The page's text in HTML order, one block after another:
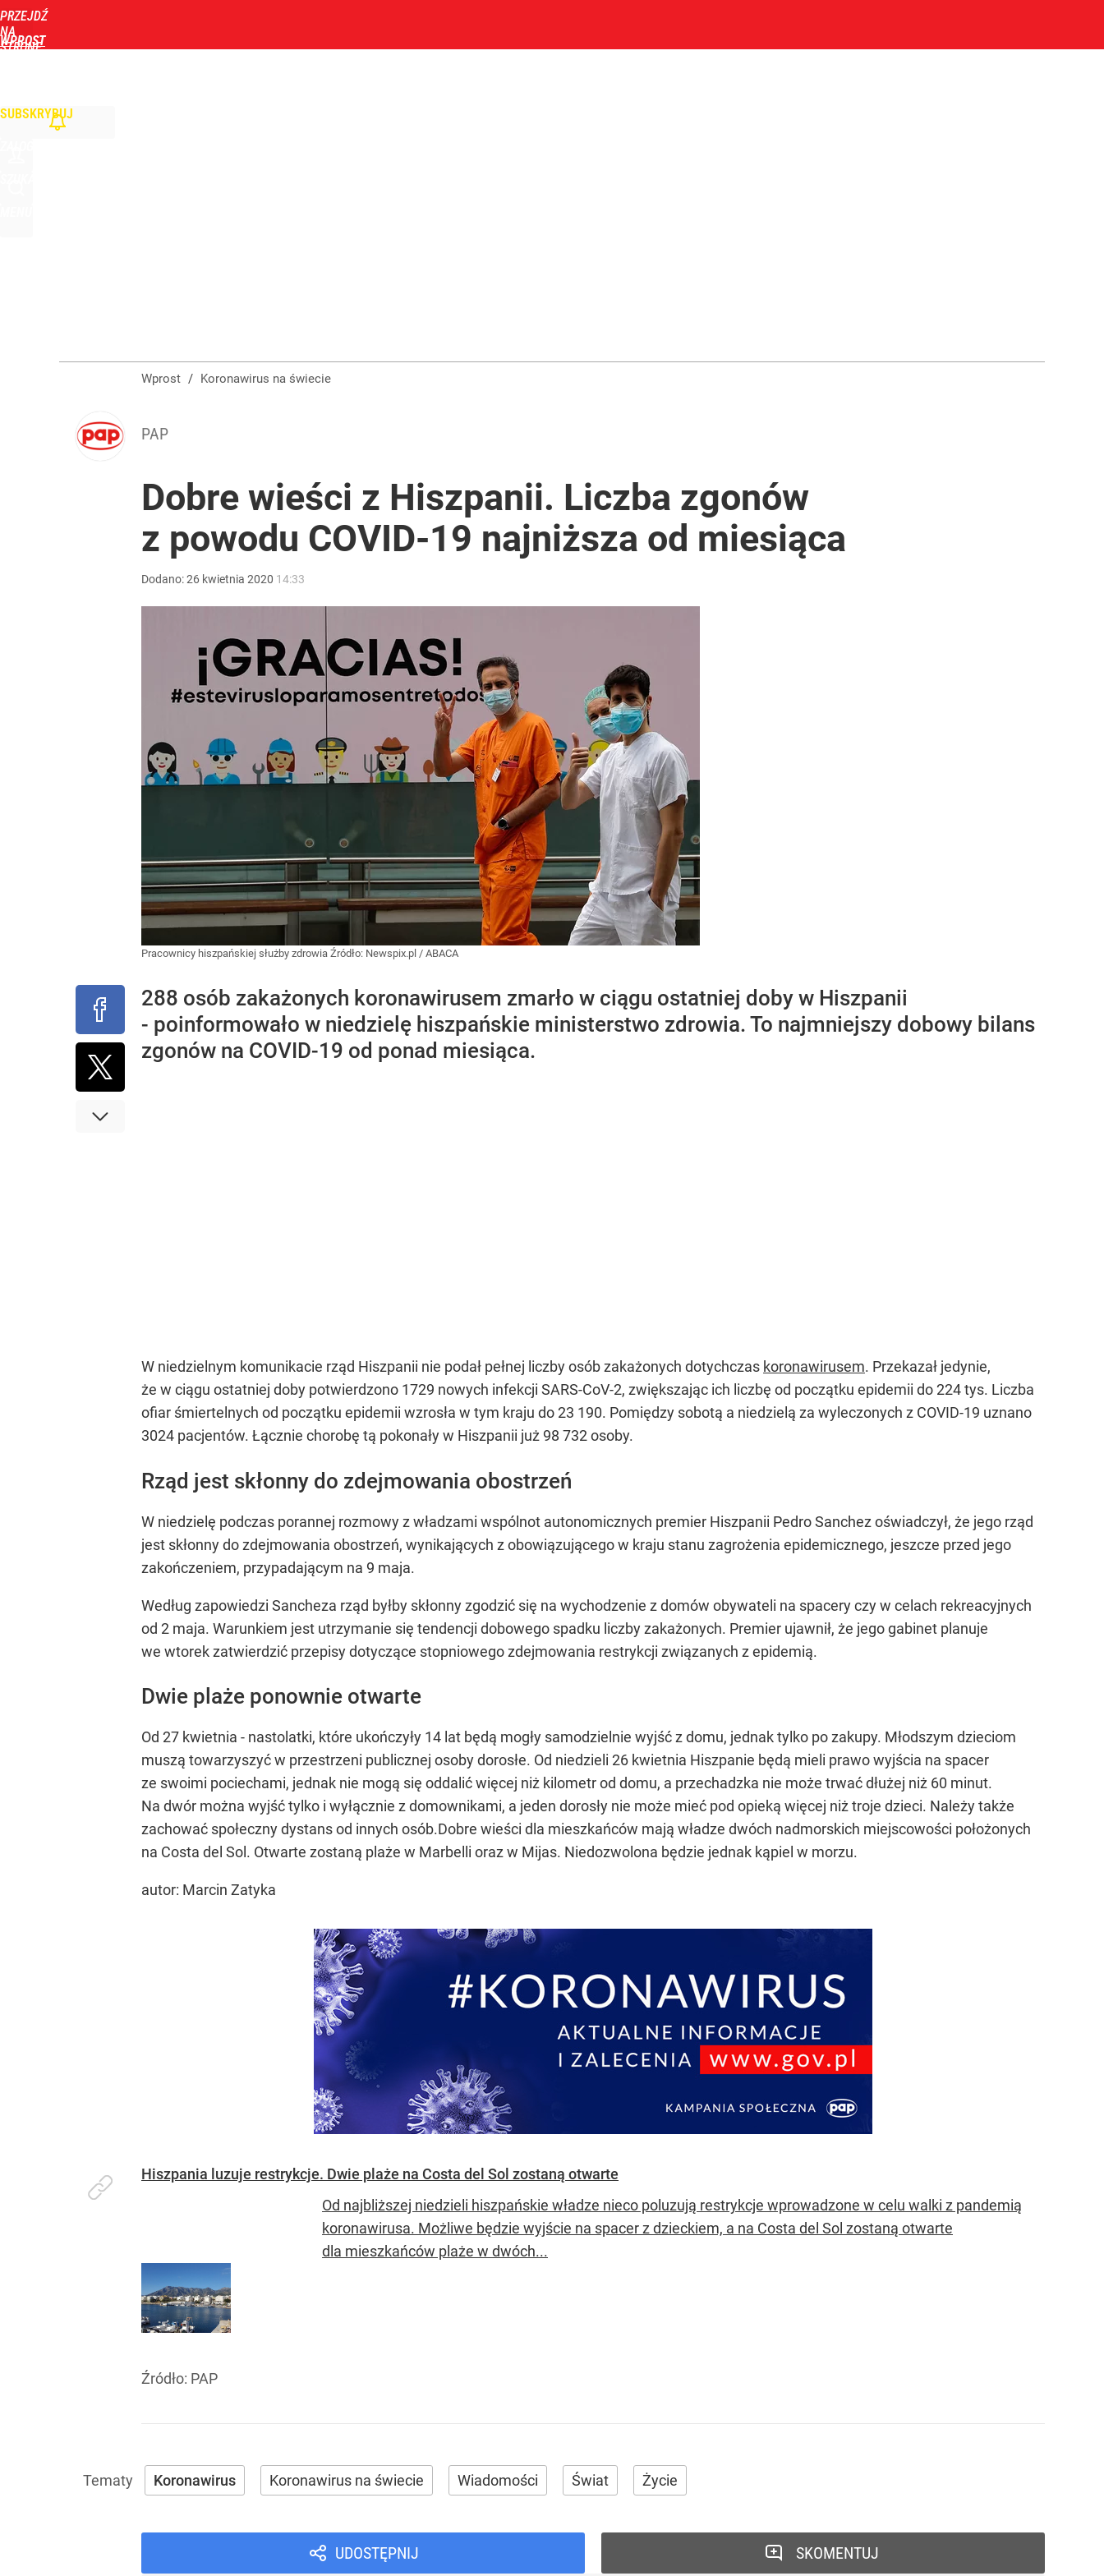
PRZEJDŹ
NA
STRONĘ
WPROST
SUBSKRYBUJ
Wprost / Koronawirus na świecie
PAP
Dobre wieści z Hiszpanii. Liczba zgonów
z powodu COVID-19 najniższa od miesiąca
Dodano:26 kwietnia 2020 14:33
Pracownicy hiszpańskiej służby zdrowia Źródło: Newspix.pl / ABACA
288 osób zakażonych koronawirusem zmarło w ciągu ostatniej doby w Hiszpanii
- poinformowało w niedzielę hiszpańskie ministerstwo zdrowia. To najmniejszy dobowy bilans
zgonów na COVID-19 od ponad miesiąca.
W niedzielnym komunikacie rząd Hiszpanii nie podał pełnej liczby osób zakażonych dotychczas koronawirusem. Przekazał jedynie,
że w ciągu ostatniej doby potwierdzono 1729 nowych infekcji SARS-CoV-2, zwiększając ich liczbę od początku epidemii do 224 tys. Liczba
ofiar śmiertelnych od początku epidemii wzrosła w tym kraju do 23 190. Pomiędzy sobotą a niedzielą za wyleczonych z COVID-19 uznano
3024 pacjentów. Łącznie chorobę tą pokonały w Hiszpanii już 98 732 osoby.
Rząd jest skłonny do zdejmowania obostrzeń
W niedzielę podczas porannej rozmowy z władzami wspólnot autonomicznych premier Hiszpanii Pedro Sanchez oświadczył, że jego rząd
jest skłonny do zdejmowania obostrzeń, wynikających z obowiązującego w kraju stanu zagrożenia epidemicznego, jeszcze przed jego
zakończeniem, przypadającym na 9 maja.
Według zapowiedzi Sancheza rząd byłby skłonny zgodzić się na wychodzenie z domów obywateli na spacery czy w celach rekreacyjnych
od 2 maja. Warunkiem jest utrzymanie się tendencji dobowego spadku liczby zakażonych. Premier ujawnił, że jego gabinet planuje
we wtorek zatwierdzić przepisy dotyczące stopniowego zdejmowania restrykcji związanych z epidemią.
Dwie plaże ponownie otwarte
Od 27 kwietnia - nastolatki, które ukończyły 14 lat będą mogły samodzielnie wyjść z domu, jednak tylko po zakupy. Młodszym dzieciom
muszą towarzyszyć w przestrzeni publicznej osoby dorosłe. Od niedzieli 26 kwietnia Hiszpanie będą mieli prawo wyjścia na spacer
ze swoimi pociechami, jednak nie mogą się oddalić więcej niż kilometr od domu, a przechadzka nie może trwać dłużej niż 60 minut.
Na dwór można wyjść tylko i wyłącznie z domownikami, a jeden dorosły nie może mieć pod opieką więcej niż troje dzieci. Należy także
zachować społeczny dystans od innych osób.Dobre wieści dla mieszkańców mają władze dwóch nadmorskich miejscowości położonych
na Costa del Sol. Otwarte zostaną plaże w Marbelli oraz w Mijas. Niedozwolona będzie jednak kąpiel w morzu.
autor: Marcin Zatyka
Hiszpania luzuje restrykcje. Dwie plaże na Costa del Sol zostaną otwarte
Od najbliższej niedzieli hiszpańskie władze nieco poluzują restrykcje wprowadzone w celu walki z pandemią
koronawirusa. Możliwe będzie wyjście na spacer z dzieckiem, a na Costa del Sol zostaną otwarte
dla mieszkańców plaże w dwóch...
Źródło: PAP
Koronawirus Koronawirus na świecie Wiadomości Świat Życie
UDOSTĘPNIJ SKOMENTUJ